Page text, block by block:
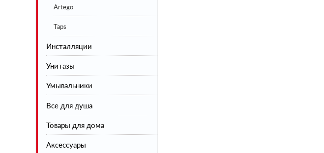
Artego
Taps
Инсталляции
Унитазы
Напольные
Подвесные
Инсталляции
Умывальники
Все для душа
Душевая коллекция
Шторы на ванну
Товары для дома
Сушилки для белья
Аксессуары